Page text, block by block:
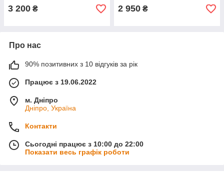
3 200 ₴ 2 950 ₴
Про нас
90% позитивних з 10 відгуків за рік
Працює з 19.06.2022
м. Дніпро
Дніпро, Україна
Контакти
Сьогодні працює з 10:00 до 22:00
Показати весь графік роботи